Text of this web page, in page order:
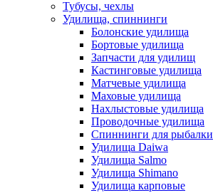
Тубусы, чехлы
Удилища, спиннинги
Болонские удилища
Бортовые удилища
Запчасти для удилищ
Кастинговые удилища
Матчевые удилища
Маховые удилища
Нахлыстовые удилища
Проводочные удилища
Спиннинги для рыбалки
Удилища Daiwa
Удилища Salmo
Удилища Shimano
Удилища карповые